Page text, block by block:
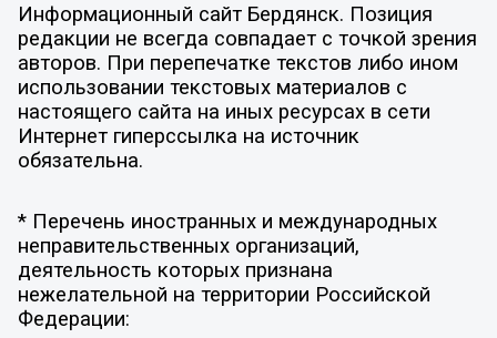
Информационный сайт Бердянск. Позиция
редакции не всегда совпадает с точкой зрения
авторов. При перепечатке текстов либо ином
использовании текстовых материалов с
настоящего сайта на иных ресурсах в сети
Интернет гиперссылка на источник
обязательна.
* Перечень иностранных и международных
неправительственных организаций,
деятельность которых признана
нежелательной на территории Российской
Федерации: